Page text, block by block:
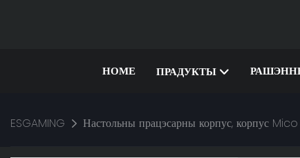
HOME ПРАДУКТЫ
ESGAMING Настольны працэсарны корпус, корпус